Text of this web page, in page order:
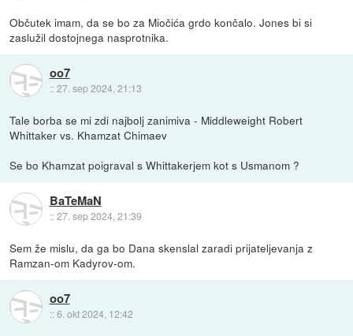
Občutek imam, da se bo za Miočića grdo končalo. Jones bi si
zaslužil dostojnega nasprotnika.
oo7
::27. sep 2024, 21:13
Tale borba se mi zdi najbolj zanimiva - Middleweight Robert
Whittaker vs. Khamzat Chimaev
Se bo Khamzat poigraval s Whittakerjem kot s Usmanom ?
BaTeMaN
::27. sep 2024, 21:39
Sem že mislu, da ga bo Dana skenslal zaradi prijateljevanja z
Ramzan-om Kadyrov-om.
oo7
::6. okt 2024, 12:42